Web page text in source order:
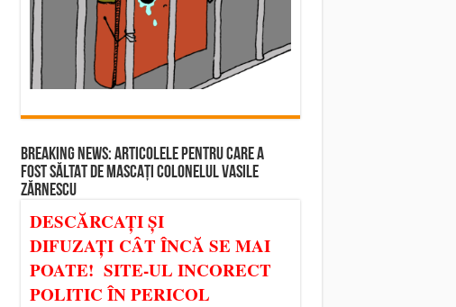
BREAKING NEWS: ARTICOLELE PENTRU CARE A
FOST SĂLTAT DE MASCAȚI COLONELUL VASILE
ZĂRNESCU
DESCĂRCAȚI ȘI
DIFUZAȚI CÂT ÎNCĂ SE MAI
POATE! SITE-UL INCORECT
POLITIC ÎN PERICOL